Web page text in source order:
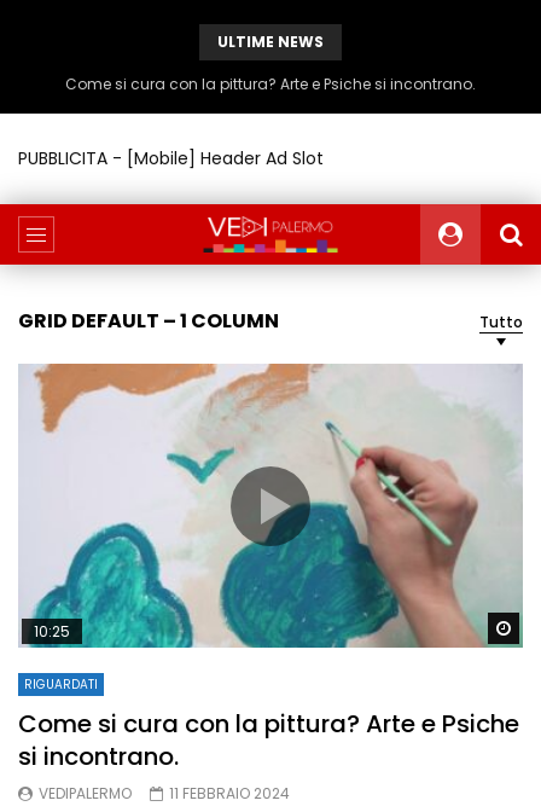
ULTIME NEWS
Come si cura con la pittura? Arte e Psiche si incontrano.
PUBBLICITA - [Mobile] Header Ad Slot
GRID DEFAULT – 1 COLUMN Tutto
10:25
RIGUARDATI
Come si cura con la pittura? Arte e Psiche
si incontrano.
VEDIPALERMO 11 FEBBRAIO 2024